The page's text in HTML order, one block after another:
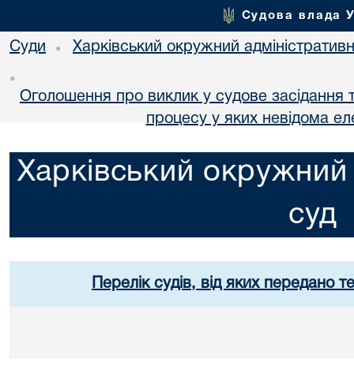
Судова влада
Суди • Харківський окружний
•
Оголошення про виклик у судове засідання
процесу у яких невідома
Харківський окружний
суд
Перелік судів, від яких передано